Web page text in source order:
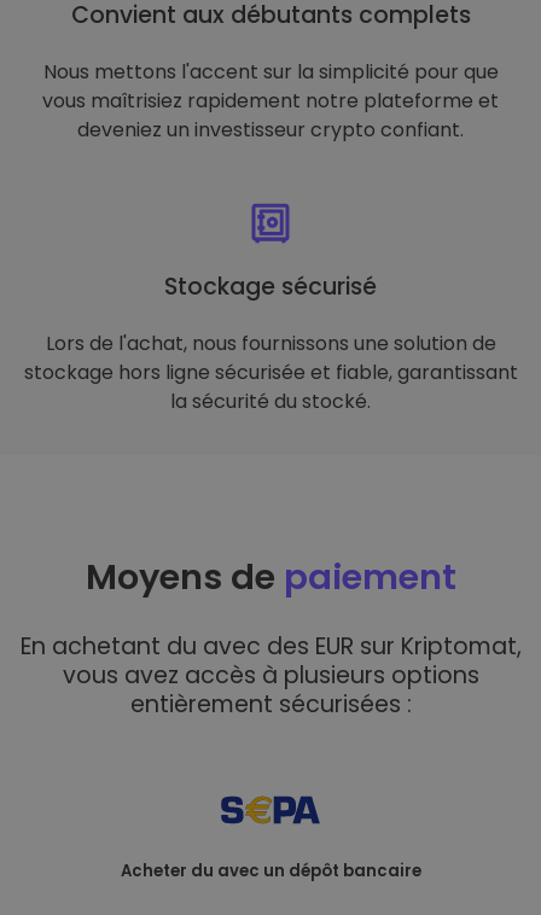
Convient aux débutants complets
Nous mettons l'accent sur la simplicité pour que
vous maîtrisiez rapidement notre plateforme et
deveniez un investisseur crypto confiant.
Stockage sécurisé
Lors de l'achat, nous fournissons une solution de
stockage hors ligne sécurisée et fiable, garantissant
la sécurité du stocké.
Moyens de paiement
En achetant du avec des EUR sur Kriptomat,
vous avez accès à plusieurs options
entièrement sécurisées :
Acheter du avec un dépôt bancaire